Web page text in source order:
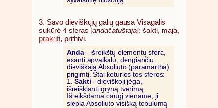
3. Savo dieviškųjų galių gausa Visagalis
sukūrė 4 sferas [andačatuštaja]: šakti, maja,
prakriti, prithivi.
Anda- išreikštų elementų sfera,
esanti apvalkalu, dengiančiu
dieviškąją Absoliuto (paramartha)
prigimtį. Štai keturios tos sferos:
1. Šakti - dieviškoji jėga,
išreiškianti gryną tvėrimą.
Išreikšdama daugį viename, ji
slepia Absoliuto visišką tobulumą